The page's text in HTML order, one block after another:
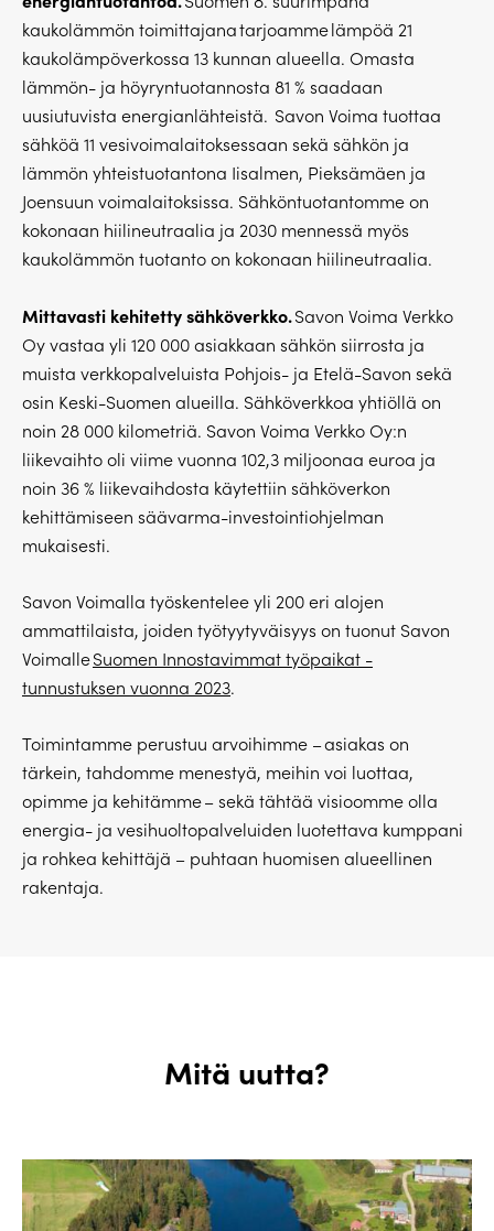
kaukolämmön toimittajana tarjoamme lämpöä 21
kaukolämpöverkossa 13 kunnan alueella. Omasta
lämmön- ja höyryntuotannosta 81 % saadaan
uusiutuvista energianlähteistä. Savon Voima tuottaa
sähköä 11 vesivoimalaitoksessaan sekä sähkön ja
lämmön yhteistuotantona Iisalmen, Pieksämäen ja
Joensuun voimalaitoksissa. Sähköntuotantomme on
kokonaan hiilineutraalia ja 2030 mennessä myös
kaukolämmön tuotanto on kokonaan hiilineutraalia.
Mittavasti kehitetty sähköverkko.Savon Voima Verkko
Oy vastaa yli 120 000 asiakkaan sähkön siirrosta ja
muista verkkopalveluista Pohjois- ja Etelä-Savon sekä
osin Keski-Suomen alueilla. Sähköverkkoa yhtiöllä on
noin 28 000 kilometriä. Savon Voima Verkko Oy:n
liikevaihto oli viime vuonna 102,3 miljoonaa euroa ja
noin 36 % liikevaihdosta käytettiin sähköverkon
kehittämiseen säävarma-investointiohjelman
mukaisesti.
Savon Voimalla työskentelee yli 200 eri alojen
ammattilaista, joiden työtyytyväisyys on tuonut Savon
VoimalleSuomen Innostavimmat työpaikat -
tunnustuksen vuonna 2023.
Toimintamme perustuu arvoihimme – asiakas on
tärkein, tahdomme menestyä, meihin voi luottaa,
opimme ja kehitämme – sekä tähtää visioomme olla
energia- ja vesihuoltopalveluiden luotettava kumppani
ja rohkea kehittäjä – puhtaan huomisen alueellinen
rakentaja.
Mitä uutta?